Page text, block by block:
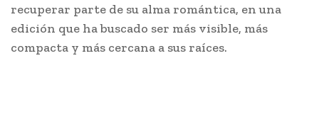
recuperar parte de su alma romántica, en una
edición que ha buscado ser más visible, más
compacta y más cercana a sus raíces.